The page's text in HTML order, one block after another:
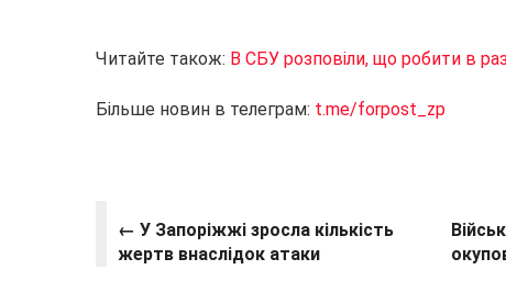
Читайте також: В СБУ розповіли, що робити в
Більше новин в телеграм: t.me/forpost_zp
← У Запоріжжі зросла кількість
жертв внаслідок атаки